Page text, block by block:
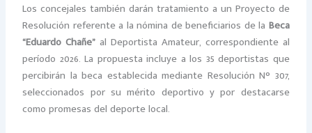
Los concejales también darán tratamiento a un Proyecto de
Resolución referente a la nómina de beneficiarios de la Beca
“Eduardo Chañe” al Deportista Amateur, correspondiente al
período 2026. La propuesta incluye a los 35 deportistas que
percibirán la beca establecida mediante Resolución N° 307,
seleccionados por su mérito deportivo y por destacarse
como promesas del deporte local.